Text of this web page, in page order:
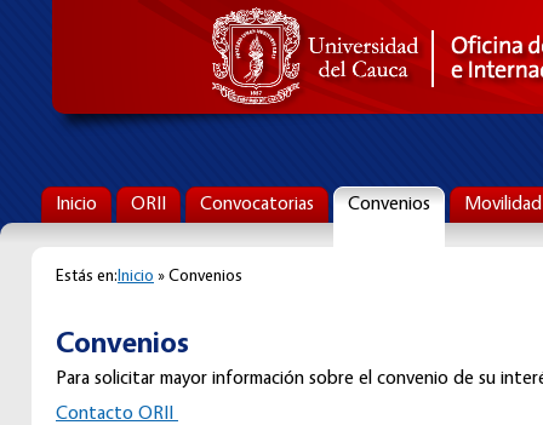
Inicio ORII Convocatorias Convenios Movilidad
Estás en:Inicio » Convenios
Convenios
Para solicitar mayor información sobre el convenio de su
Contacto ORII